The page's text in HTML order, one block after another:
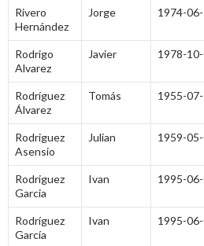
Rivero
Hernández
Jorge 1974-
Rodrigo
Alvarez
Javier 1978-
Rodríguez
Álvarez
Tomás 1955-
Rodriguez
Asensio
Julian 1959-
Rodriguez
Garcia
Ivan 1995-
Rodríguez
García
Ivan 1995-